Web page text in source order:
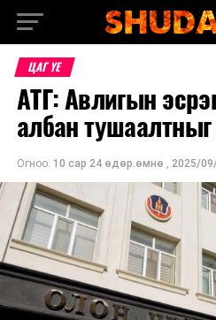
ЦАГ ҮЕ
АТГ: Авлигын
албан
Огноо: 10 сар 24 өдөр.өмнө , 2025/